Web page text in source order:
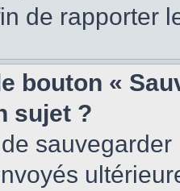
de rapporter
bouton «
sujet ?